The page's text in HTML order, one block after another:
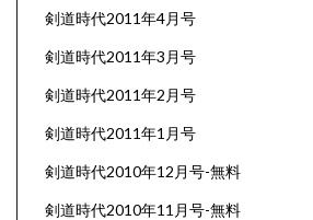
剣道時代2011年4月号
剣道時代2011年3月号
剣道時代2011年2月号
剣道時代2011年1月号
剣道時代2010年12月号-無料
剣道時代2010年11月号-無料